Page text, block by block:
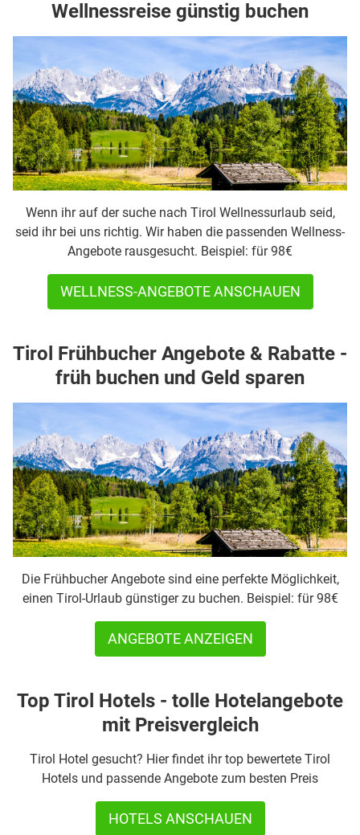
Wellnessreise günstig buchen
Wenn ihr auf der suche nach Tirol Wellnessurlaub seid,
seid ihr bei uns richtig. Wir haben die passenden Wellness-
Angebote rausgesucht. Beispiel: für 98€
WELLNESS-ANGEBOTE ANSCHAUEN
Tirol Frühbucher Angebote & Rabatte -
früh buchen und Geld sparen
Die Frühbucher Angebote sind eine perfekte Möglichkeit,
einen Tirol-Urlaub günstiger zu buchen. Beispiel: für 98€
ANGEBOTE ANZEIGEN
Top Tirol Hotels - tolle Hotelangebote
mit Preisvergleich
Tirol Hotel gesucht? Hier findet ihr top bewertete Tirol
Hotels und passende Angebote zum besten Preis
HOTELS ANSCHAUEN